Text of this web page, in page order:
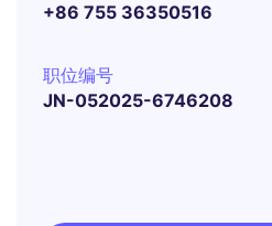
+86 755 36350516
职位编号
JN-052025-6746208